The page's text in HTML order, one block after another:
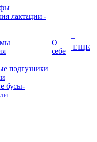
лактации -
подгузники
бусы-
О
себе
+
ЕЩЕ